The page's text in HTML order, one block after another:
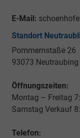
E-Mail:
Standort
Pommernstaße 26
93073 Neutraubing
Öffnungszeiten:
Montag – Freitag
Samstag Verkauf
Telefon: